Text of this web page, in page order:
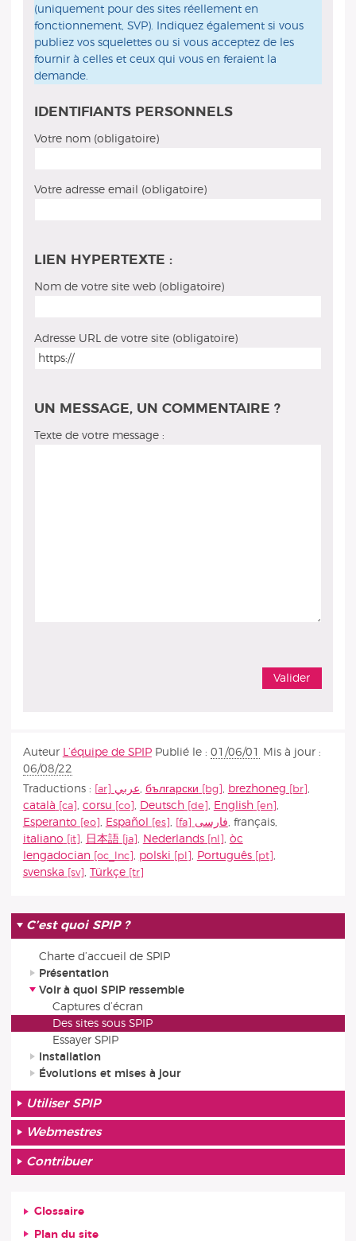
(uniquement pour des sites réellement en
fonctionnement, SVP). Indiquez également si vous
publiez vos squelettes ou si vous acceptez de les
fournir à celles et ceux qui vous en feraient la
demande.
IDENTIFIANTS PERSONNELS
Votre nom (obligatoire)
Votre adresse email (obligatoire)
LIEN HYPERTEXTE :
Nom de votre site web (obligatoire)
Adresse URL de votre site (obligatoire)
UN MESSAGE, UN COMMENTAIRE ?
Texte de votre message :
Auteur L’équipe de SPIP Publié le : 01/06/01
Mis à jour :
06/08/22
Traductions :
عربي, български , brezhoneg
,
català
, corsu , Deutsch , English
,
Esperanto
, Español , فارسى, français,
italiano
, 日本語 , Nederlands , òc
lengadocian
, polski , Português
,
svenska
, Türkçe
C’est quoi SPIP ?
Charte d’accueil de SPIP
Présentation
Voir à quoi SPIP ressemble
Captures d’écran
Des sites sous SPIP
Essayer SPIP
Installation
Évolutions et mises à jour
Utiliser SPIP
Webmestres
Contribuer
Glossaire
Plan du site